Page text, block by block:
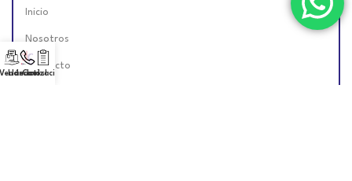
Inicio
Nosotros
Contacto
Llámanos!
Cotización